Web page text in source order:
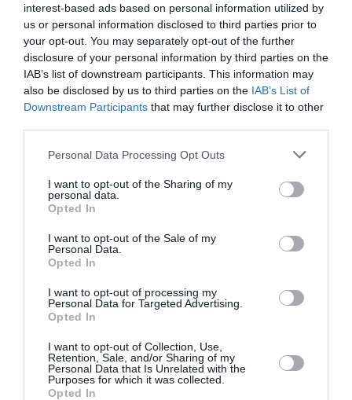
interest-based ads based on personal information utilized by
us or personal information disclosed to third parties prior to
your opt-out. You may separately opt-out of the further
disclosure of your personal information by third parties on the
IAB’s list of downstream participants. This information may
also be disclosed by us to third parties on the IAB’s List of
Downstream Participants that may further disclose it to other
Personal Data Processing Opt Outs
I want to opt-out of the Sharing of my
personal data.
Opted In
I want to opt-out of the Sale of my
Personal Data.
Opted In
I want to opt-out of processing my
Personal Data for Targeted Advertising.
Opted In
I want to opt-out of Collection, Use,
Retention, Sale, and/or Sharing of my
Personal Data that Is Unrelated with the
Purposes for which it was collected.
Opted In
Ryanair au Maroc : un programme hivernal record pour
relier le Royaume à 14 pays européens
Coppolaa commenté l'article :
Il s’est masturbé sur une passagère endormie : trois ans
de prison et interdiction de séjour en Thaïlande
histoire de l'aviation
CIEL : LE PRÉFET DU
MANS SAUVE LA...